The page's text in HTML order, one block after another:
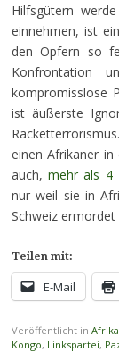
Hilfsgütern
einnehmen, ist
den Opfern so
Konfrontation
kompromisslose
ist äußerste
einen Afrikaner in
auch,mehr als 4
nur weil sie in
Schweiz ermordet
Teilen mit:
E-Mail
Veröffentlicht in Afrika
Kongo, Linkspartei,